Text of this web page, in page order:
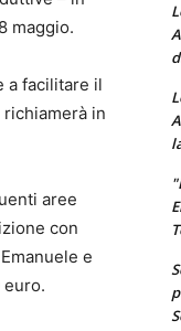
maggio.
a facilitare il
in
aree
con
e
euro.